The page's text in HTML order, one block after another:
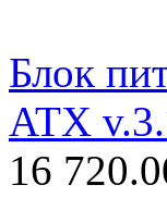
Блок
ATX
16